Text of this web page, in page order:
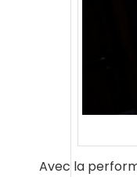
Avec la